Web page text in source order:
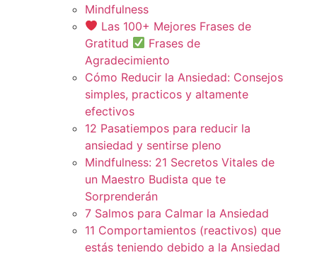
Mindfulness
Las 100+ Mejores Frases de
Gratitud
Frases de
Agradecimiento
Cómo Reducir la Ansiedad: Consejos
simples, practicos y altamente
efectivos
12 Pasatiempos para reducir la
ansiedad y sentirse pleno
Mindfulness: 21 Secretos Vitales de
un Maestro Budista que te
Sorprenderán
7 Salmos para Calmar la Ansiedad
11 Comportamientos (reactivos) que
estás teniendo debido a la Ansiedad